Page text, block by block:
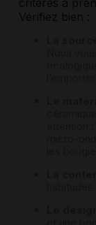
critères à
Vérifiez bien :